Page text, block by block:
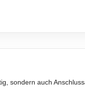
sondern auch